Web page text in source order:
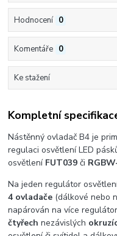
Hodnocení 0
Komentáře 0
Ke stažení
Kompletní
Nástěnný ovladač B4 je
regulaci osvětlení LED
osvětlení FUT039 či
Na jeden regulátor
4 ovladače (dálkové nebo
napárován na více
čtyřech nezávislých